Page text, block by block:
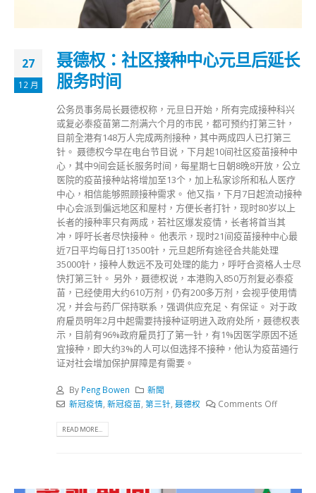
27
12 月
聂德权：社区接种中心元旦后延长
服务时间
公务员事务局长聂德权称，元旦日开始，所有完成接种科兴
或复必泰疫苗第二剂满六个月的市民，都可预约打第三针，
目前全港有148万人完成两剂接种，其中两成四人已打第三
针。 聂德权今早在电台节目说，下月起10间社区疫苗接种中
心，其中9间会延长服务时间，每星期七日朝8晚8开放，公立
医院的疫苗接种站将增加至13个，加上私家诊所和私人医疗
中心，相信能够照顾接种需求。 他又指，下月7日起流动接种
中心会派到偏远地区和屋村，方便长者打针，现时80岁以上
长者的接种率只有两成，若社区爆发疫情，长者将首当其
冲，呼吁长者尽快接种。 他表示，现时21间疫苗接种中心最
近7日平均每日打13500针，元旦起所有途径合共能处理
35000针，接种人数远不及可处理的能力，呼吁合资格人士尽
快打第三针。 另外，聂德权说，本港购入850万剂复必泰疫
苗，已经使用大约610万剂，仍有200多万剂，会视乎使用情
况，并会与药厂保持联系，强调供应充足、有保证。 对于政
府雇员明年2月中起需要持接种证明进入政府处所，聂德权表
示，目前有96%政府雇员打了第一针，有1%因医学原因不适
宜接种，即大约3%的人可以但选择不接种，他认为疫苗通行
证对社会增加保护屏障是有需要。
By Peng Bowen
新聞
新冠疫情, 新冠疫苗 第三针, 聂德权 Comments Off
READ MORE...